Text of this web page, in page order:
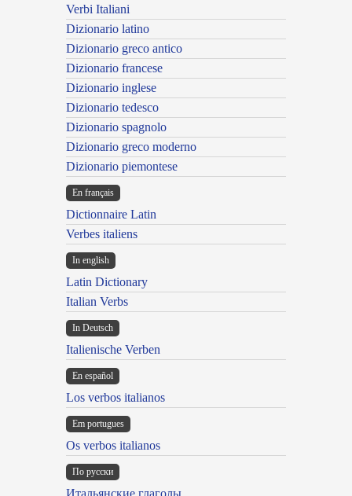
Verbi Italiani
Dizionario latino
Dizionario greco antico
Dizionario francese
Dizionario inglese
Dizionario tedesco
Dizionario spagnolo
Dizionario greco moderno
Dizionario piemontese
En français
Dictionnaire Latin
Verbes italiens
In english
Latin Dictionary
Italian Verbs
In Deutsch
Italienische Verben
En español
Los verbos italianos
Em portugues
Os verbos italianos
По русски